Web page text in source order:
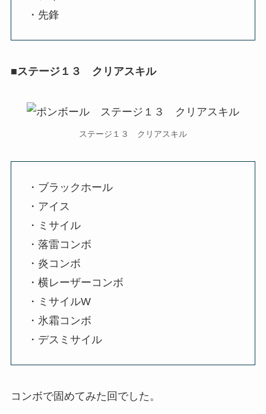
・先鋒
■ステージ１３ クリアスキル
ステージ１３ クリアスキル
・ブラックホール
・アイス
・ミサイル
・落雷コンボ
・炎コンボ
・横レーザーコンボ
・ミサイルW
・氷霜コンボ
・デスミサイル
コンボで固めてみた回でした。